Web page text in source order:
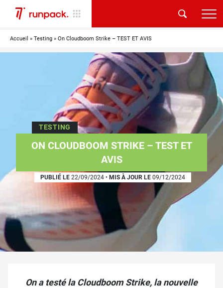
Accueil » Testing » On Cloudboom Strike – TEST ET AVIS
TESTING
ON CLOUDBOOM STRIKE – TEST ET
AVIS
PUBLIÉ LE 22/09/2024 • MIS À JOUR LE 09/12/2024
On a testé la Cloudboom Strike, la nouvelle